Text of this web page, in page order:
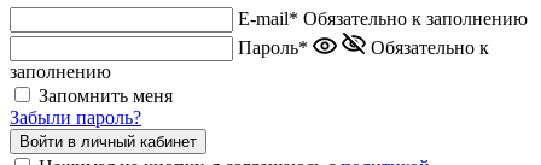
E-mail* Обязательно к заполнению
Пароль*
Обязательно к
заполнению
Запомнить меня
Забыли пароль?